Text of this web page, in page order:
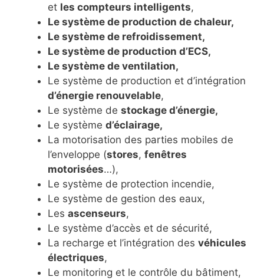
et les compteurs intelligents,
Le système de production de chaleur,
Le système de refroidissement,
Le système de production d’ECS,
Le système de ventilation,
Le système de production et d’intégration
d’énergie renouvelable,
Le système de stockage d’énergie,
Le système d’éclairage,
La motorisation des parties mobiles de
l’enveloppe (stores, fenêtres
motorisées…),
Le système de protection incendie,
Le système de gestion des eaux,
Les ascenseurs,
Le système d’accès et de sécurité,
La recharge et l’intégration des véhicules
électriques,
Le monitoring et le contrôle du bâtiment,